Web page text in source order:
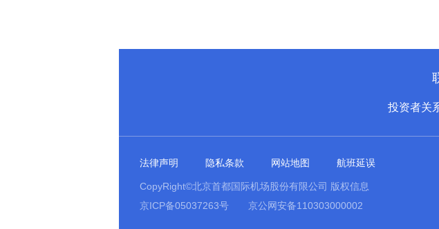
投资者关
法律声明 隐私条款 网站地图 航班延误
CopyRight©北京首都国际机场股份有限公司 版权信息
京ICP备05037263号
京公网安备110303000002